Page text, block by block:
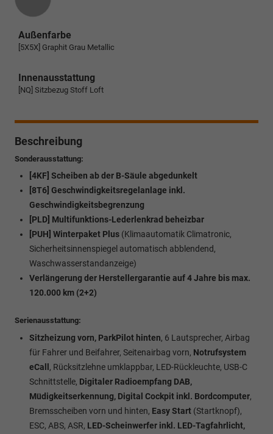
Außenfarbe
[5X5X] Graphit Grau Metallic
Innenausstattung
[NQ] Sitzbezug Stoff Loft
Beschreibung
Sonderausstattung:
[4KF] Scheiben ab der B-Säule abgedunkelt
[8T6] Geschwindigkeitsregelanlage inkl.
Geschwindigkeitsbegrenzung
[PLD] Multifunktions-Lederlenkrad beheizbar
[PUH] Winterpaket Plus (Klimaautomatik Climatronic,
Sicherheitsinnenspiegel automatisch abblendend,
Waschwasserstandanzeige)
Verlängerung der Herstellergarantie auf 4 Jahre bis max.
120.000 km (2+2)
Serienausstattung:
Sitzheizung vorn, ParkPilot hinten, 6 Lautsprecher, Airbag
für Fahrer und Beifahrer, Seitenairbag vorn, Notrufsystem
eCall , Rücksitzlehne umklappbar, LED-Rückleuchte, USB-C
Schnittstelle, Digitaler Radioempfang DAB,
Müdigkeitserkennung, Digital Cockpit inkl. Bordcomputer,
Bremsscheiben vorn und hinten, Easy Start (Startknopf),
ESC, ABS, ASR, LED-Scheinwerfer inkl. LED-Tagfahrlicht,